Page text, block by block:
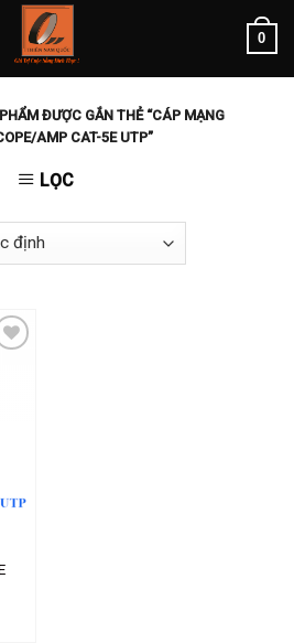
0
ĐƯỢC GẮN THẺ “CÁP MẠNG
AMP CAT-5E UTP”
LỌC
to